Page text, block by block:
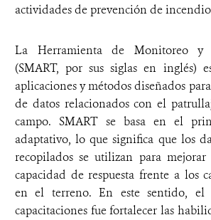
actividades de prevención de
La Herramienta de Monitoreo y
(SMART, por sus siglas en inglés)
aplicaciones y métodos diseñados
de datos relacionados con el
campo. SMART se basa en el
adaptativo, lo que significa que los
recopilados se utilizan para
capacidad de respuesta frente a los
en el terreno. En este sentido, el
capacitaciones fue fortalecer las